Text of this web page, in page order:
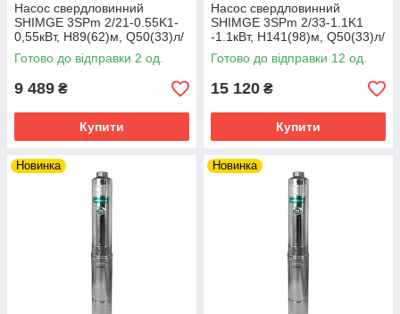
Насос свердловинний
SHIMGE 3SPm 2/21-0.55K1-
0,55кВт, Н89(62)м, Q50(33)л/
хв, Ø78мм, кабель 40м
Готово до відправки 2 од.
9 489 ₴
Купити
Насос свердловинний
SHIMGE 3SPm 2/33-1.1K1
-1.1кВт, Н141(98)м, Q50(33)л/
хв, Ø78мм, кабель 50м
Готово до відправки 12 од.
15 120 ₴
Купити
Новинка Новинка